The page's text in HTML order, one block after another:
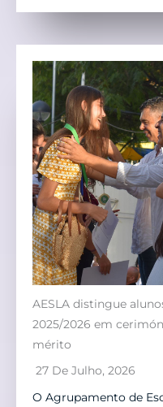
AESLA distingue
2025/2026 em
mérito
27 De Julho, 2026
O Agrupamento de